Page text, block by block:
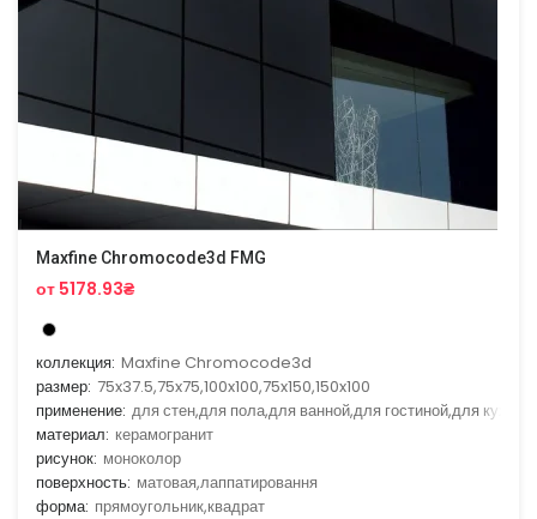
Maxfine Chromocode3d FMG
от 5178.93₴
коллекция: Maxfine Chromocode3d
размер: 75x37.5,75x75,100x100,75x150,150x100
применение: для стен,для пола,для ванной,для гостиной,для кухни
материал: керамогранит
рисунок: моноколор
поверхность: матовая,лаппатировання
форма: прямоугольник,квадрат